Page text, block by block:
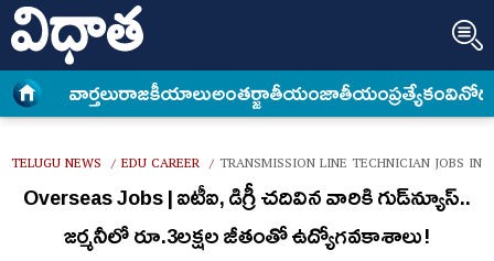
వార్త‌లురాజకీయాలుఅంత‌ర్జాతీయంజాతీయంప్రత్యేకం
TELUGU NEWS / EDU CAREER / TRANSMISSION LINE TECHNICIAN JOBS IN
Overseas Jobs | ఐటీఐ, డిగ్రీ చదివిన వారికి గుడ్‌న్యూస్..
జర్మనీలో రూ.3లక్షల జీతంతో ఉద్యోగవకాశాలు!